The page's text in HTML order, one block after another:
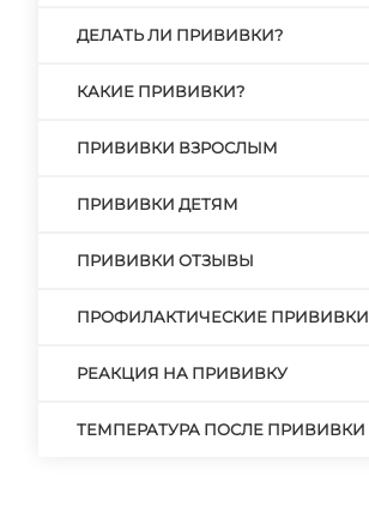
ДЕЛАТЬ ЛИ ПРИВИВКИ?
КАКИЕ ПРИВИВКИ?
ПРИВИВКИ ВЗРОСЛЫМ
ПРИВИВКИ ДЕТЯМ
ПРИВИВКИ ОТЗЫВЫ
ПРОФИЛАКТИЧЕСКИЕ ПРИВИВКИ
РЕАКЦИЯ НА ПРИВИВКУ
ТЕМПЕРАТУРА ПОСЛЕ ПРИВИВКИ